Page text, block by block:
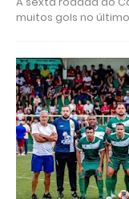
muitos gols no